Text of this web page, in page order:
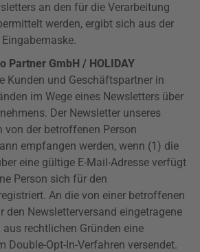
an den für die Verarbeitung
werden, ergibt sich aus der
Partner GmbH / HOLIDAY
Kunden und Geschäftspartner in
im Wege eines Newsletters über
Der Newsletter unseres
von der betroffenen Person
empfangen werden, wenn (1) die
eine gültige E-Mail-Adresse verfügt
Person sich für den
An die von einer betroffenen
den Newsletterversand eingetragene
aus rechtlichen Gründen eine
Double-Opt-In-Verfahren versendet.